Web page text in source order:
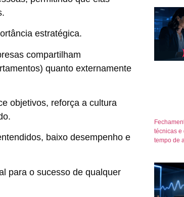
estratégica.
compartilham
quanto externamente
objetivos, reforça a cultura
baixo desempenho e
para o sucesso de qualquer
técnicas e
tempo de